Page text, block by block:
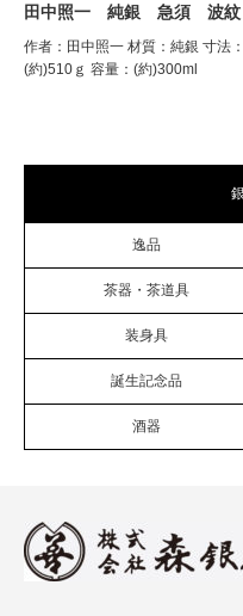
田中照一 純銀 急須 波紋
作者：田中照一 材質：純銀 寸法
(約)510ｇ 容量：(約)300ml
逸品
茶器・茶道具
装身具
誕生記念品
酒器